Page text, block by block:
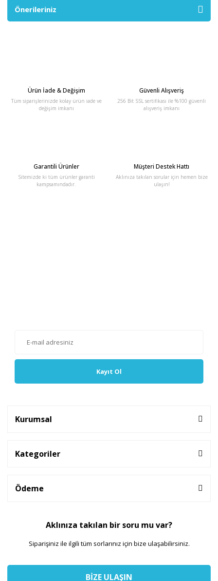
Önerileriniz
Ürün İade & Değişim
Tüm siparişlerinizde kolay ürün iade ve
değişim imkanı
Güvenli Alışveriş
256 Bit SSL sertifikası ile %100 güvenli
alışveriş imkanı
Garantili Ürünler
Sitemizde ki tüm ürünler garanti
kampsamındadır.
Müşteri Destek Hattı
Aklınıza takılan sorular için hemen bize
ulaşın!
Kayıt Ol
Kurumsal
Kategoriler
Ödeme
Aklınıza takılan bir soru mu var?
Siparişiniz ile ilgili tüm sorlarınız için bize ulaşabilirsiniz.
BİZE ULAŞIN